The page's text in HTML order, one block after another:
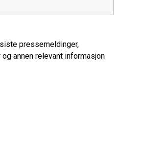
pressemeldinger,
annen relevant informasjon